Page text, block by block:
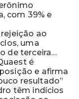
com 39% e
ao
uma
de terceira
é
e afirma
resultado”
têm indícios